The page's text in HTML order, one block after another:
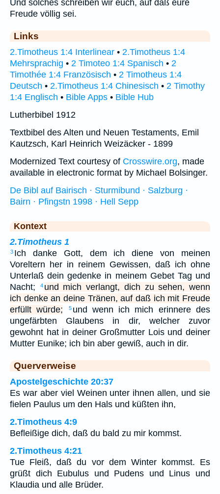
Und solches schreiben wir euch, auf daß eure
Freude völlig sei.
Links
2.Timotheus 1:4 Interlinear • 2.Timotheus 1:4
Mehrsprachig • 2 Timoteo 1:4 Spanisch • 2
Timothée 1:4 Französisch • 2 Timotheus 1:4
Deutsch • 2.Timotheus 1:4 Chinesisch • 2 Timothy
1:4 Englisch • Bible Apps • Bible Hub
Lutherbibel 1912
Textbibel des Alten und Neuen Testaments, Emil
Kautzsch, Karl Heinrich Weizäcker - 1899
Modernized Text courtesy of Crosswire.org, made
available in electronic format by Michael Bolsinger.
De Bibl auf Bairisch · Sturmibund · Salzburg ·
Bairn · Pfingstn 1998 · Hell Sepp
Kontext
2.Timotheus 1
3 Ich danke Gott, dem ich diene von meinen
Voreltern her in reinem Gewissen, daß ich ohne
Unterlaß dein gedenke in meinem Gebet Tag und
Nacht;
4 und mich verlangt, dich zu sehen, wenn
ich denke an deine Tränen, auf daß ich mit Freude
erfüllt würde;
5 und wenn ich mich erinnere des
ungefärbten Glaubens in dir, welcher zuvor
gewohnt hat in deiner Großmutter Lois und deiner
Mutter Eunike; ich bin aber gewiß, auch in dir.
Querverweise
Apostelgeschichte 20:37
Es war aber viel Weinen unter ihnen allen, und sie
fielen Paulus um den Hals und küßten ihn,
2.Timotheus 4:9
Befleißige dich, daß du bald zu mir kommst.
2.Timotheus 4:21
Tue Fleiß, daß du vor dem Winter kommst. Es
grüßt dich Eubulus und Pudens und Linus und
Klaudia und alle Brüder.